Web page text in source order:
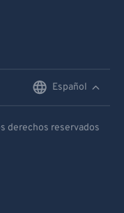
Español
derechos reservados